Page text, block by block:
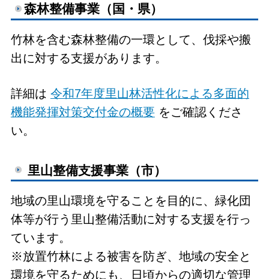
森林整備事業（国・県）
竹林を含む森林整備の一環として、伐採や搬
出に対する支援があります。
詳細は 令和7年度里山林活性化による多面的
機能発揮対策交付金の概要をご確認くださ
い。
里山整備支援事業（市）
地域の里山環境を守ることを目的に、緑化団
体等が行う里山整備活動に対する支援を行っ
ています。
※放置竹林による被害を防ぎ、地域の安全と
環境を守るためにも、日頃からの適切な管理